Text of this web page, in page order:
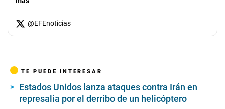
@EFEnoticias
TE PUEDE INTERESAR
Estados Unidos lanza ataques contra Irán en
represalia por el derribo de un helicóptero